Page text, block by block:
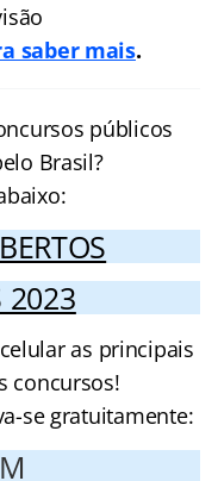
saber mais.
públicos
Brasil?
2023
as principais
concursos!
se gratuitamente: